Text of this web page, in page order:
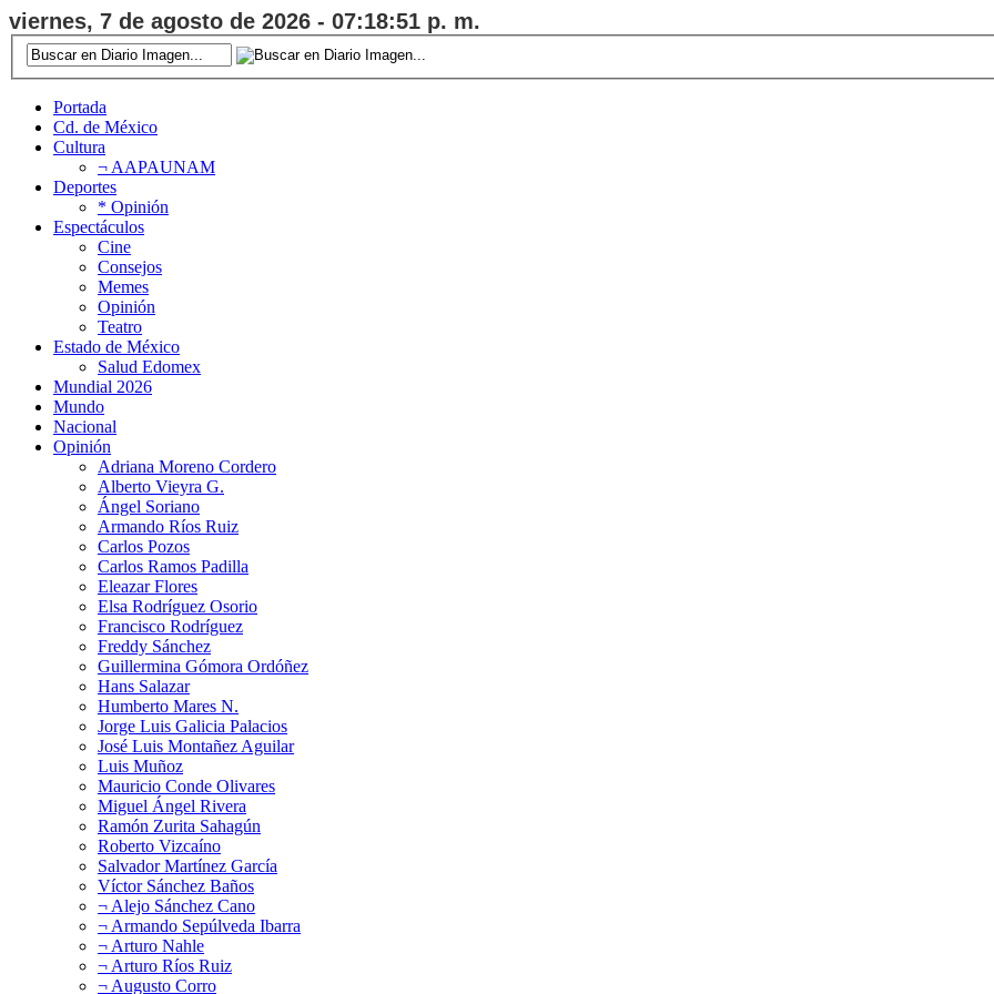
viernes, 7 de agosto de 2026 - 07:18:52 p. m.
Portada
Cd. de México
Cultura
¬ AAPAUNAM
Deportes
* Opinión
Espectáculos
Cine
Consejos
Memes
Opinión
Teatro
Estado de México
Salud Edomex
Mundial 2026
Mundo
Nacional
Opinión
Adriana Moreno Cordero
Alberto Vieyra G.
Ángel Soriano
Armando Ríos Ruiz
Carlos Pozos
Carlos Ramos Padilla
Eleazar Flores
Elsa Rodríguez Osorio
Francisco Rodríguez
Freddy Sánchez
Guillermina Gómora Ordóñez
Hans Salazar
Humberto Mares N.
Jorge Luis Galicia Palacios
José Luis Montañez Aguilar
Luis Muñoz
Mauricio Conde Olivares
Miguel Ángel Rivera
Ramón Zurita Sahagún
Roberto Vizcaíno
Salvador Martínez García
Víctor Sánchez Baños
¬ Alejo Sánchez Cano
¬ Armando Sepúlveda Ibarra
¬ Arturo Nahle
¬ Arturo Ríos Ruiz
¬ Augusto Corro